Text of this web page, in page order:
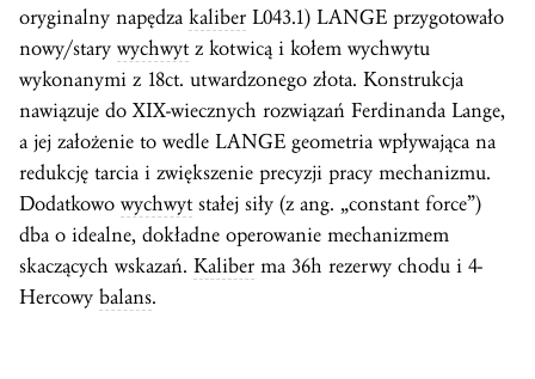
oryginalny napędza kaliber L043.1) LANGE przygotowało
nowy/stary wychwytz kotwicą i kołem wychwytu
wykonanymi z 18ct. utwardzonego złota. Konstrukcja
nawiązuje do XIX-wiecznych rozwiązań Ferdinanda Lange,
a jej założenie to wedle LANGE geometria wpływająca na
redukcję tarcia i zwiększenie precyzji pracy mechanizmu.
Dodatkowo wychwytstałej siły (z ang. „constant force”)
dba o idealne, dokładne operowanie mechanizmem
skaczących wskazań. Kaliber ma 36h rezerwy chodu i 4-
Hercowy balans.